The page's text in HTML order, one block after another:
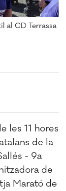
al CD Terrassa
les 11 hores
de la
- 9a
de
Marató de